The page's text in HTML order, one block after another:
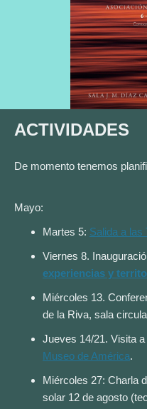
ACTIVIDADES
De momento tenemos
Mayo:
Martes 5: Salida a las
Viernes 8.
experiencias y
Miércoles 13.
de la Riva, sala
Jueves 14/21. Visita
Museo de América.
Miércoles 27: Charla
solar 12 de agosto